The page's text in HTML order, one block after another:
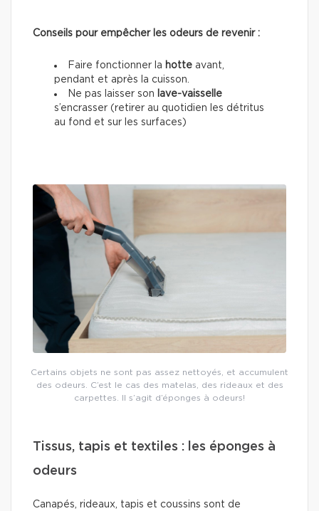
Conseils pour empêcher les odeurs de revenir :
Faire fonctionner la hotte avant,
pendant et après la cuisson.
Ne pas laisser son
lave-vaisselle
s’encrasser (retirer au quotidien les détritus
au fond et sur les surfaces)
Certains objets ne sont pas assez nettoyés, et accumulent
des odeurs. C’est le cas des matelas, des rideaux et des
carpettes. Il s’agit d’éponges à odeurs!
Tissus, tapis et textiles : les éponges à
odeurs
Canapés, rideaux, tapis et coussins sont de